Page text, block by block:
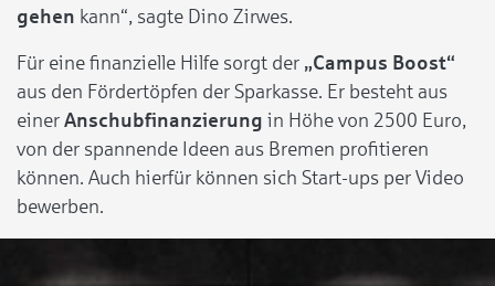
gehen kann“, sagte Dino Zirwes.
Für eine finanzielle Hilfe sorgt der „Campus Boost“
aus den Fördertöpfen der Sparkasse. Er besteht aus
einer Anschubfinanzierung in Höhe von 2500 Euro,
von der spannende Ideen aus Bremen profitieren
können. Auch hierfür können sich Start-ups per Video
bewerben.